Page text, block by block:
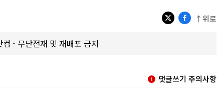
↑위로
- 무단전재 및 재배포 금지
댓글쓰기 주의사항